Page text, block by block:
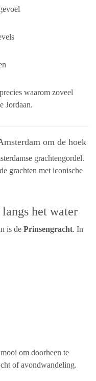
waarom zoveel
Jordaan.
om de hoek
grachtengordel.
grachten met iconische
het water
is de Prinsengracht. In
om doorheen te
of avondwandeling.